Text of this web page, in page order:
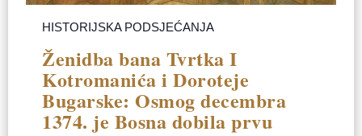
HISTORIJSKA PODSJEĆANJA
Ženidba bana Tvrtka I
Kotromanića i Doroteje
Bugarske: Osmog decembra
1374. je Bosna dobila prvu